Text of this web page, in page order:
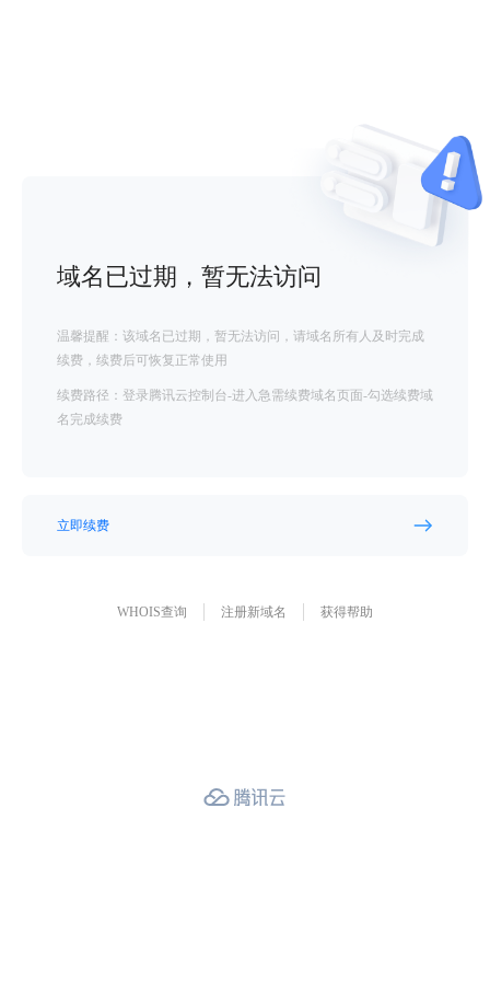
域名已过期，暂无法访问
温馨提醒：该域名已过期，暂无法访问，请域名所有人及时完成
续费，续费后可恢复正常使用
续费路径：登录腾讯云控制台-进入急需续费域名页面-勾选续费域
名完成续费
立即续费
WHOIS查询 注册新域名 获得帮助